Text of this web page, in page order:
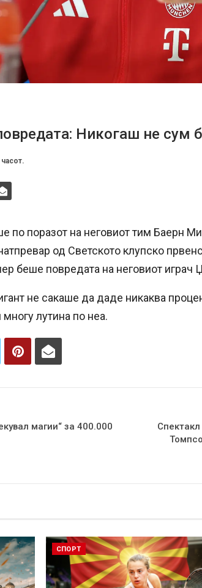
Никогаш не сум
по поразот на неговиот тим Баерн
од Светското клупско
беше повредата на неговиот играч
не сакаше да даде никаква
лутина по неа.
магии“ за 400.000
СПОРТ